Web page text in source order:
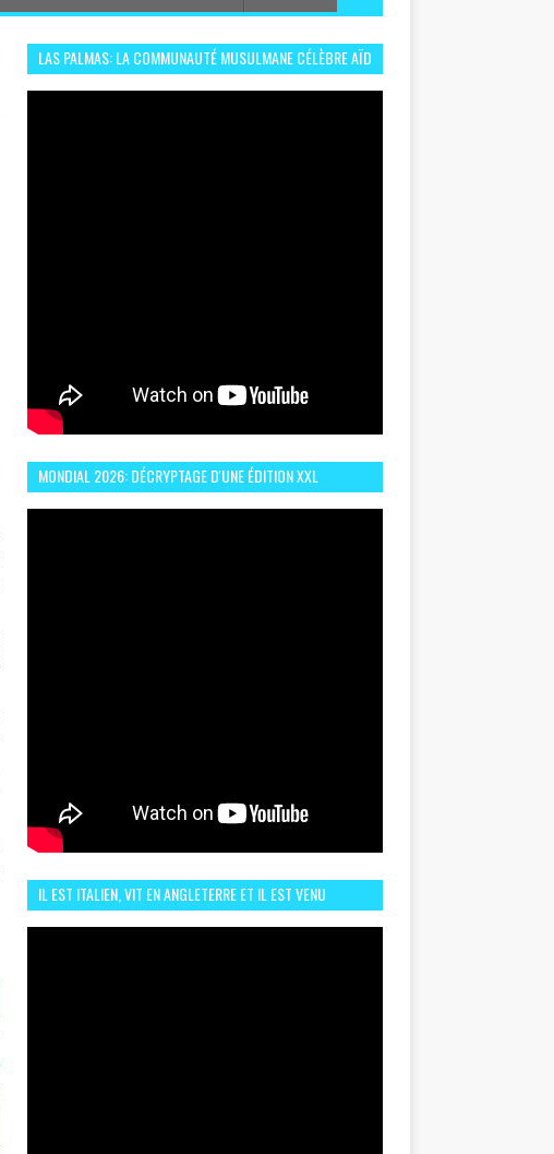
LAS PALMAS: LA COMMUNAUTÉ MUSULMANE CÉLÈBRE AÏD
MONDIAL 2026: DÉCRYPTAGE D'UNE ÉDITION XXL
IL EST ITALIEN, VIT EN ANGLETERRE ET IL EST VENU